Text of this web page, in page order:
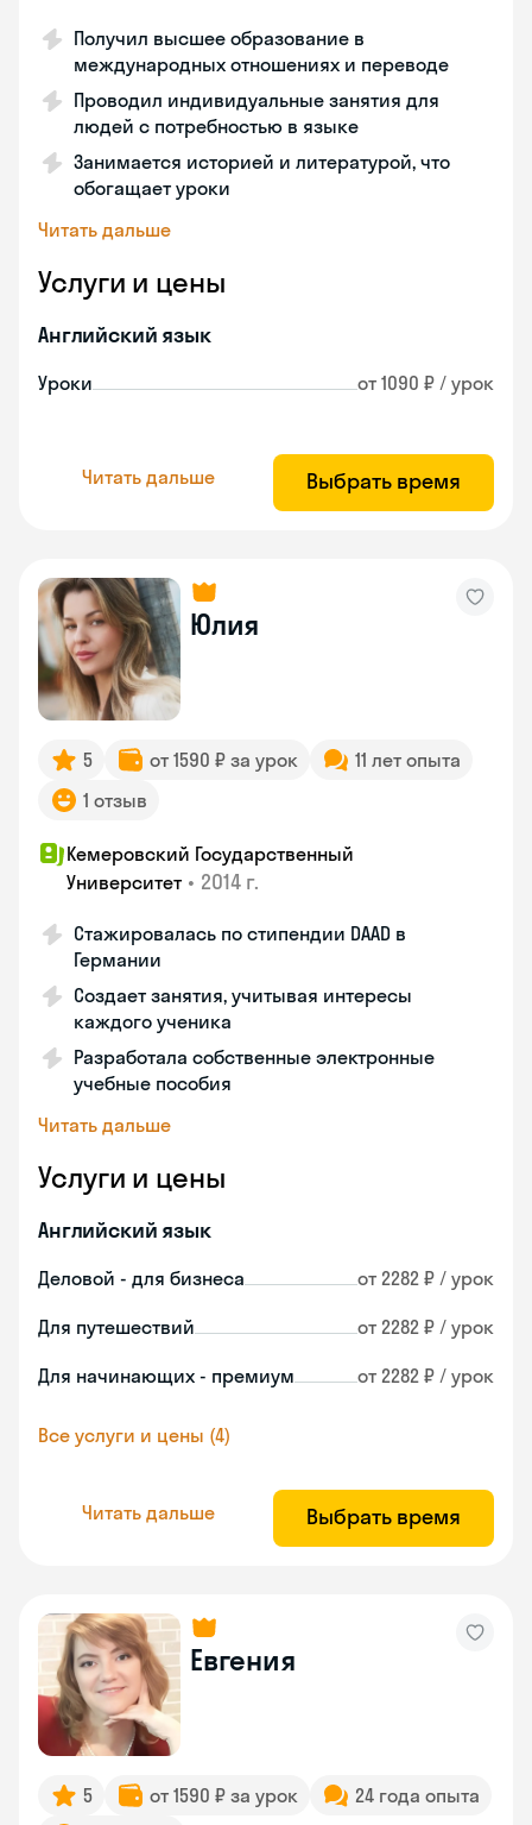
Получил высшее образование в
международных отношениях и переводе
Проводил индивидуальные занятия для
людей с потребностью в языке
Занимается историей и литературой, что
обогащает уроки
Читать дальше
Услуги и цены
Английский язык
Уроки от 1090 ₽ / урок
Читать дальше Выбрать время
Юлия
5 от 1590 ₽ за урок
11 лет опыта
1 отзыв
Кемеровский Государственный
Университет • 2014 г.
Стажировалась по стипендии DAAD в
Германии
Создает занятия, учитывая интересы
каждого ученика
Разработала собственные электронные
учебные пособия
Читать дальше
Услуги и цены
Английский язык
Деловой - для бизнеса от 2282 ₽ / урок
Для путешествий от 2282 ₽ / урок
Для начинающих - премиум от 2282 ₽ / урок
Все услуги и цены (4)
Читать дальше Выбрать время
Евгения
5 от 1590 ₽ за урок
24 года опыта